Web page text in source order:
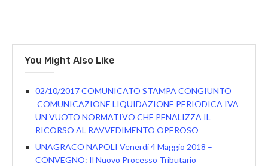
You Might Also Like
02/10/2017 COMUNICATO STAMPA CONGIUNTO
COMUNICAZIONE LIQUIDAZIONE PERIODICA IVA
UN VUOTO NORMATIVO CHE PENALIZZA IL
RICORSO AL RAVVEDIMENTO OPEROSO
UNAGRACO NAPOLI Venerdi 4 Maggio 2018 –
CONVEGNO: Il Nuovo Processo Tributario